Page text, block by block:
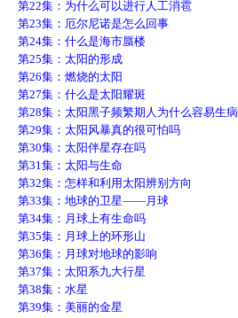
第22集：为什么可以进行人工消雹
第23集：厄尔尼诺是怎么回事
第24集：什么是海市蜃楼
第25集：太阳的形成
第26集：燃烧的太阳
第27集：什么是太阳耀斑
第28集：太阳黑子频繁期人为什么容易生病
第29集：太阳风暴真的很可怕吗
第30集：太阳伴星存在吗
第31集：太阳与生命
第32集：怎样和利用太阳辨别方向
第33集：地球的卫星——月球
第34集：月球上有生命吗
第35集：月球上的环形山
第36集：月球对地球的影响
第37集：太阳系九大行星
第38集：水星
第39集：美丽的金星